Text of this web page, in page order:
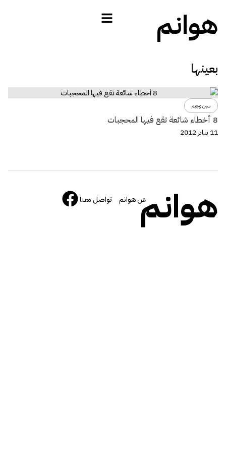
هوانم
بعينها
سين وجيم
8 أخطاء شائعة تقع فيها المحجبات
11 يناير 2012
هوانمعن هوانم تواصل معنا